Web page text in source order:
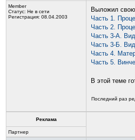
Member
Статус: Не в сети
Регистрация: 08.04.2003
Выложил
Часть 1.
Часть 2.
Часть 3-А.
Часть 3-Б.
Часть 4.
Часть 5.
В этой теме
Последний раз
Реклама
Партнер